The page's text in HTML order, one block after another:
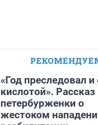
«Год преследовал и
кислотой». Рассказ
петербурженки о
жестоком